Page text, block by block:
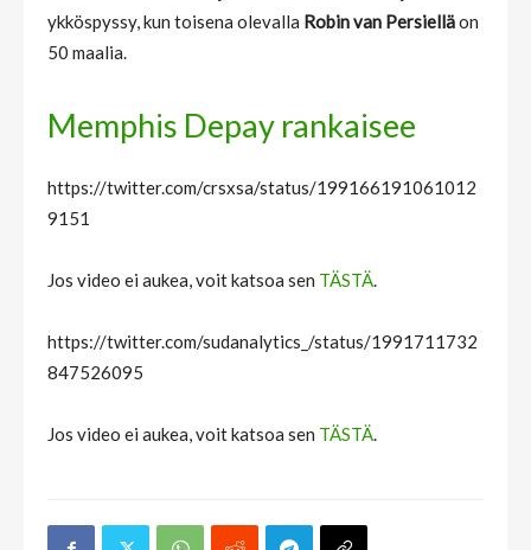
ykköspyssy, kun toisena olevalla Robin van Persielläon
50 maalia.
Memphis Depay rankaisee
https://twitter.com/crsxsa/status/199166191061012
9151
Jos video ei aukea, voit katsoa sen TÄSTÄ.
https://twitter.com/sudanalytics_/status/1991711732
847526095
Jos video ei aukea, voit katsoa sen TÄSTÄ.